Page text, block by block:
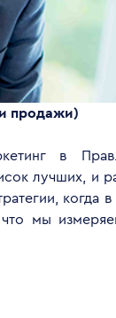
продажи)
в
лучших, и
когда
что мы